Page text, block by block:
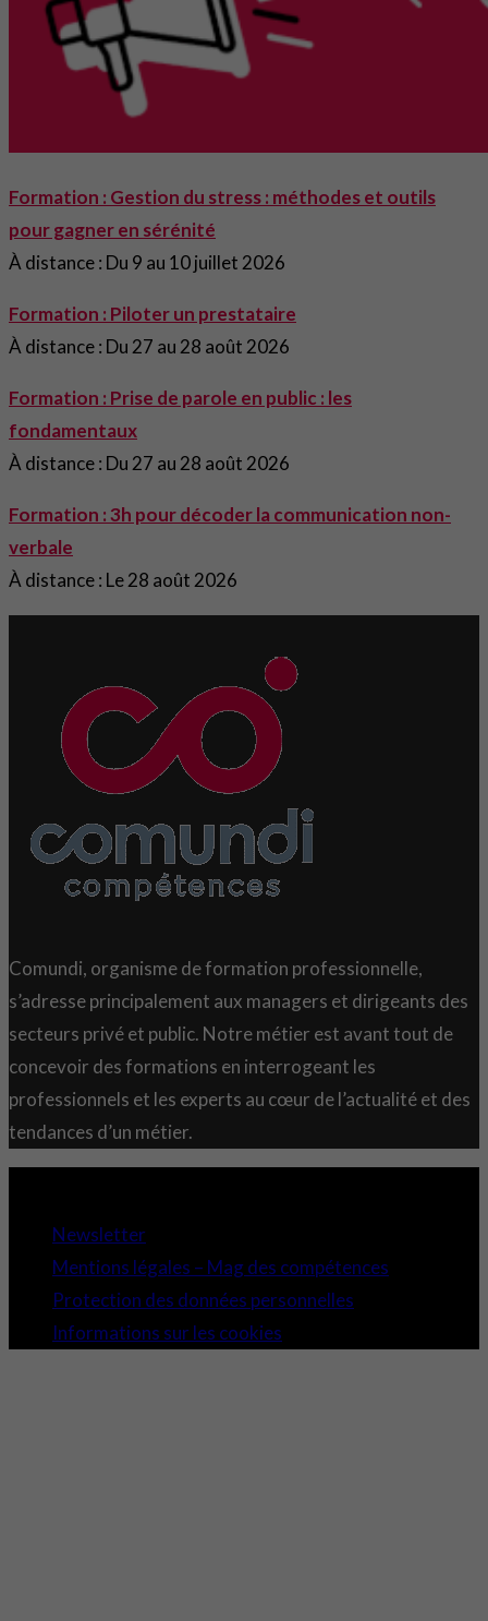
Formation : Gestion du stress : méthodes et outils
pour gagner en sérénité
À distance : Du 9 au 10 juillet 2026
Formation : Piloter un prestataire
À distance : Du 27 au 28 août 2026
Formation : Prise de parole en public : les
fondamentaux
À distance : Du 27 au 28 août 2026
Formation : 3h pour décoder la communication non-
verbale
À distance : Le 28 août 2026
Comundi, organisme de formation professionnelle,
s’adresse principalement aux managers et dirigeants des
secteurs privé et public. Notre métier est avant tout de
concevoir des formations en interrogeant les
professionnels et les experts au cœur de l’actualité et des
tendances d’un métier.
Newsletter
Mentions légales – Mag des compétences
Protection des données personnelles
Informations sur les cookies